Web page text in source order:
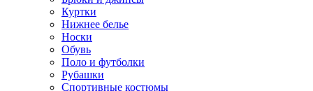
Куртки
Нижнее белье
Носки
Обувь
Поло и футболки
Рубашки
Спортивные костюмы